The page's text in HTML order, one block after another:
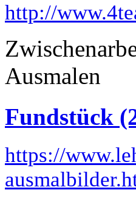
http://
Ausmalen
Fundstück
https://